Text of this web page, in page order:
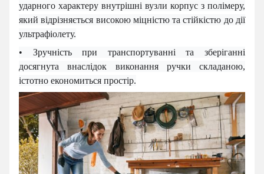
ударного характеру внутрішні вузли корпус з полімеру,
який відрізняється високою міцністю та стійкістю до дії
ультрафіолету.
• Зручність при транспортуванні та зберіганні
досягнута внаслідок виконання ручки складаною,
істотно економиться простір.